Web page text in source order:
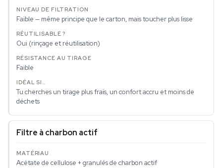
Faible — même principe que le carton, mais toucher plus lisse
Oui (rinçage et réutilisation)
Faible
Tu cherches un tirage plus frais, un confort accru et moins de
déchets
Filtre à charbon actif
Acétate de cellulose + granulés de charbon actif